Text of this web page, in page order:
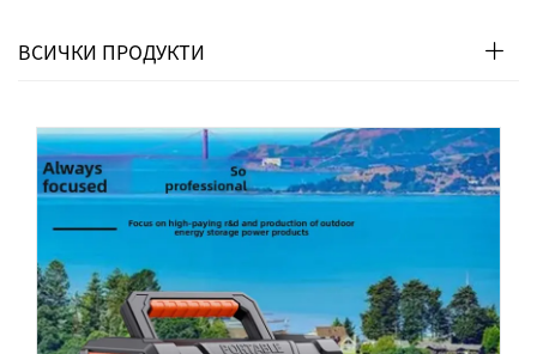
Услуги
Изтегляне
Новини
Свържете Се с Нас
ВСИЧКИ ПРОДУКТИ